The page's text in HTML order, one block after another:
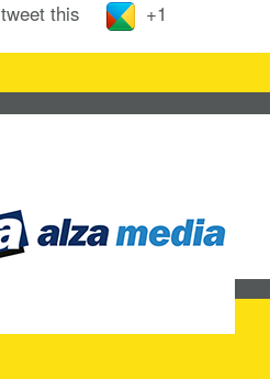
tweet this +1